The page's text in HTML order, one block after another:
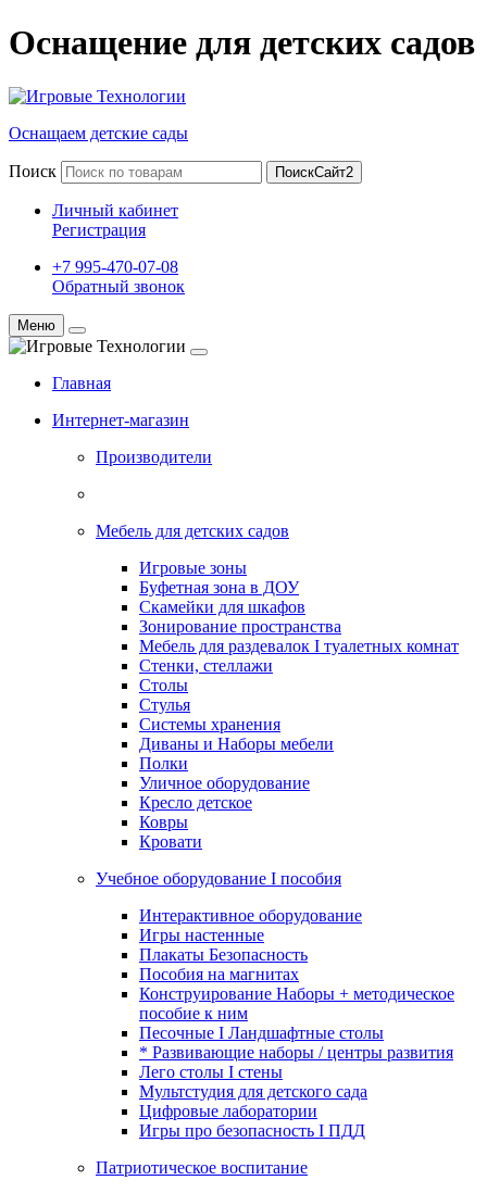
Оснащение для детских садов
Оснащаем детские сады
Поиск ПоискСайт2
Личный кабинет
Регистрация
+7 995-470-07-08
Обратный звонок
Меню
Главная
Интернет-магазин
Производители
Мебель для детских садов
Игровые зоны
Буфетная зона в ДОУ
Скамейки для шкафов
Зонирование пространства
Мебель для раздевалок I туалетных комнат
Стенки, стеллажи
Столы
Стулья
Системы хранения
Диваны и Наборы мебели
Полки
Уличное оборудование
Кресло детское
Ковры
Кровати
Учебное оборудование I пособия
Интерактивное оборудование
Игры настенные
Плакаты Безопасность
Пособия на магнитах
Конструирование Наборы + методическое
пособие к ним
Песочные I Ландшафтные столы
* Развивающие наборы / центры развития
Лего столы I стены
Мультстудия для детского сада
Цифровые лаборатории
Игры про безопасность I ПДД
Патриотическое воспитание